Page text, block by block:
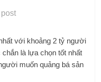
post
với khoảng 2 tỷ người
là lựa chọn tốt nhất
muốn quảng bá sản